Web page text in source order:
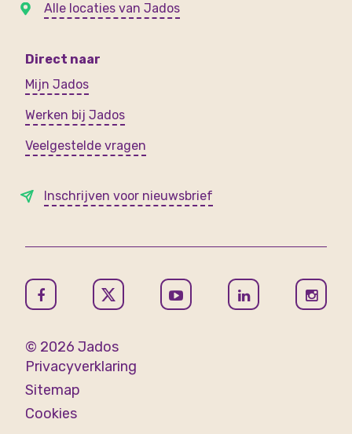
Alle locaties van Jados
Direct naar
Mijn Jados
Werken bij Jados
Veelgestelde vragen
Inschrijven voor nieuwsbrief
© 2026 Jados
Privacyverklaring
Sitemap
Cookies